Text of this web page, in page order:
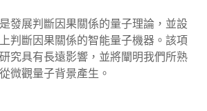
發展判斷因果關係的量子理論，並設
判斷因果關係的智能量子機器。該項
究具有長遠影響，並將闡明我們所熟
微觀量子背景產生。